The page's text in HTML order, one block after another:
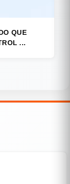
QUE
...